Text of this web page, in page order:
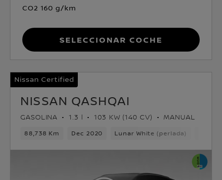
CO2 160 g/km
Seleccionar coche
Nissan Certified
NISSAN QASHQAI
GASOLINA 1.3 l 103 KW (140 CV) MANUAL
88,738 Km Dec 2020 Lunar White (perlada)